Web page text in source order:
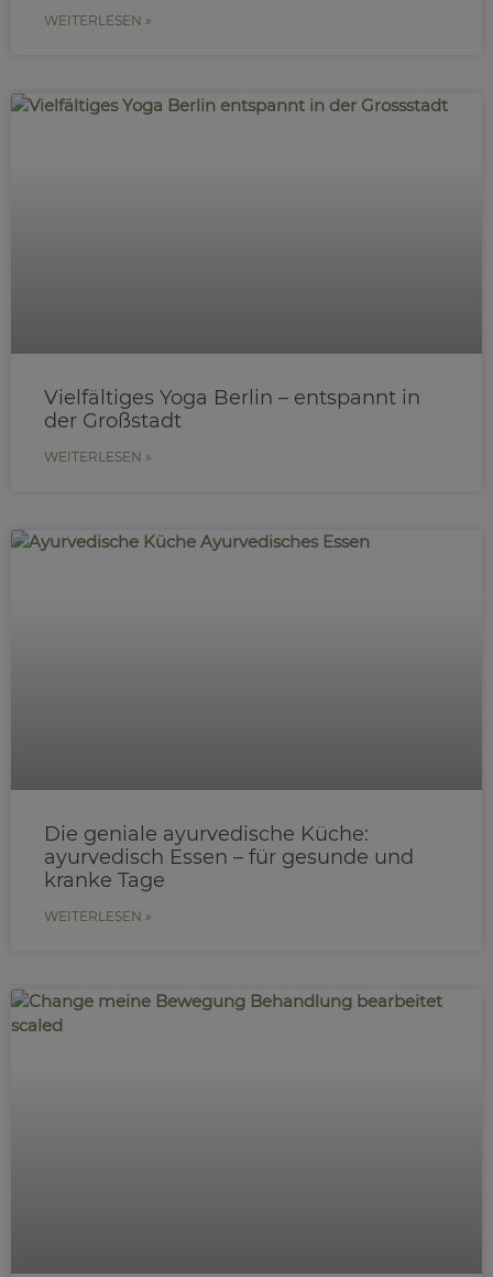
WEITERLESEN »
Vielfältiges Yoga Berlin – entspannt in
der Großstadt
WEITERLESEN »
Die geniale ayurvedische Küche:
ayurvedisch Essen – für gesunde und
kranke Tage
WEITERLESEN »